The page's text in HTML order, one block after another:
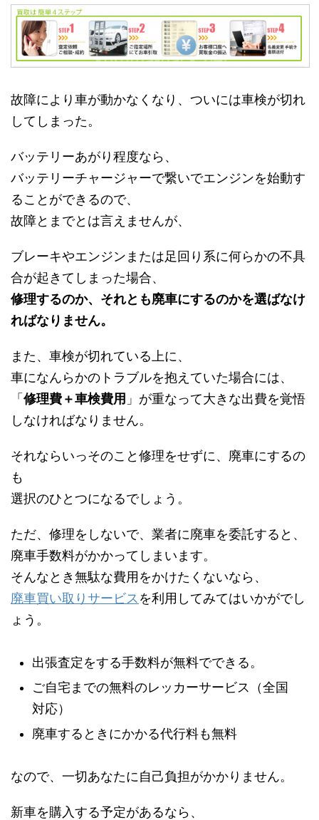
故障により車が動かなくなり、ついには車検が切れ
してしまった。
バッテリーあがり程度なら、
バッテリーチャージャーで繋いでエンジンを始動す
ることができるので、
故障とまでとは言えませんが、
ブレーキやエンジンまたは足回り系に何らかの不具
合が起きてしまった場合、
修理するのか、それとも廃車にするのかを選ばなけ
ればなりません。
また、車検が切れている上に、
車になんらかのトラブルを抱えていた場合には、
「 修理費＋車検費用 」が重なって大きな出費を覚悟
しなければなりません。
それならいっそのこと修理をせずに、廃車にするの
も
選択のひとつになるでしょう。
ただ、修理をしないで、業者に廃車を委託すると、
廃車手数料がかかってしまいます。
そんなとき無駄な費用をかけたくないなら、
廃車買い取りサービス を利用してみてはいかがでし
ょう。
出張査定をする手数料が無料でできる。
ご自宅までの無料のレッカーサービス（全国
対応）
廃車するときにかかる代行料も無料
なので、一切あなたに自己負担がかかりません。
新車を購入する予定があるなら、